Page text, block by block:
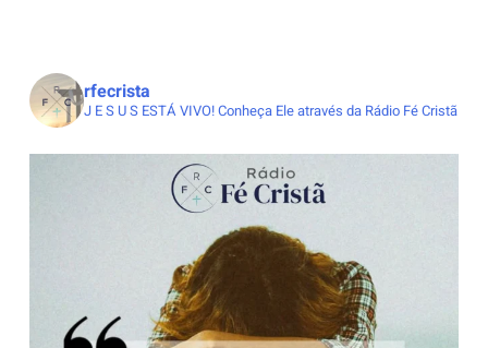
rfecrista
J E S U S ESTÁ VIVO!Conheça Ele através da Rádio Fé Cristã